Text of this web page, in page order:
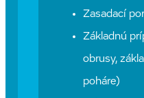
Zasadací
Základnú
obrusy,
poháre)